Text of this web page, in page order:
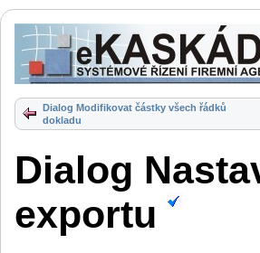
Dialog Modifikovat částky všech řádků
dokladu
Dialog
exportu